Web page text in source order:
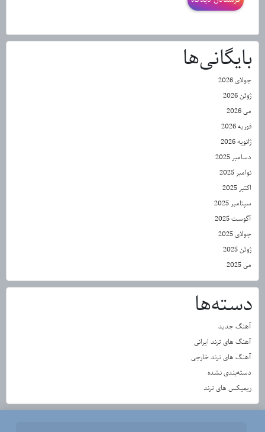
بایگانی‌ها
جولای 2026
ژوئن 2026
می 2026
فوریه 2026
ژانویه 2026
دسامبر 2025
نوامبر 2025
اکتبر 2025
سپتامبر 2025
آگوست 2025
جولای 2025
ژوئن 2025
می 2025
دسته‌ها
آهنگ جدید
آهنگ های ترند ایرانی
آهنگ های ترند خارجی
دسته‌بندی نشده
ریمیکس های ترند